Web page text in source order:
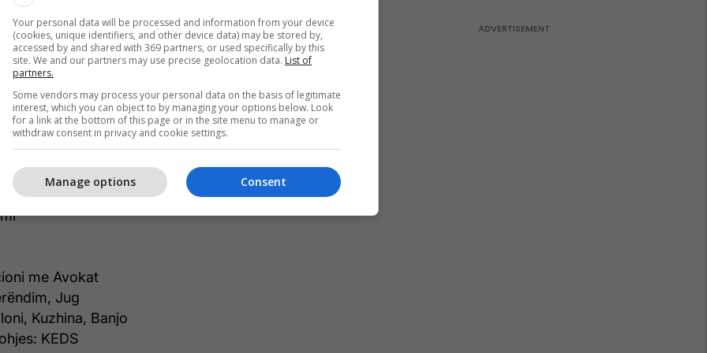
si dhe për ambientin më të qetë dhe
Në të njëjtën kohë, kjo zonë mbetet
së qytetit dhe shërbimeve kryesore, duke e
zgjedhje të përshtatshme si për banim ashtu
dhe informata të pronës:
me Avokat
Jug
Kuzhina, Banjo
KEDS
Your personal data will be processed and information from your device
(cookies, unique identifiers, and other device data) may be stored by,
accessed by and shared with 369 partners, or used specifically by this
site. We and our partners may use precise geolocation data. List of
partners.
Some vendors may process your personal data on the basis of legitimate
interest, which you can object to by managing your options below. Look
for a link at the bottom of this page or in the site menu to manage or
withdraw consent in privacy and cookie settings.
Consent
Manage options